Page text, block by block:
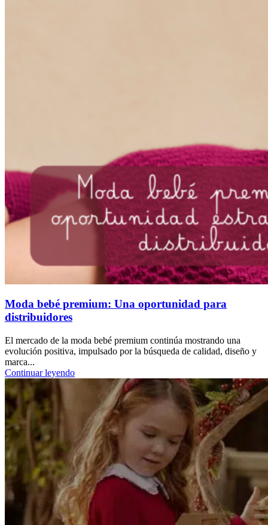
Moda bebé premium: Una oportunidad para
distribuidores
El mercado de la moda bebé premium continúa mostrando una
evolución positiva, impulsado por la búsqueda de calidad, diseño y
marca...
Continuar leyendo